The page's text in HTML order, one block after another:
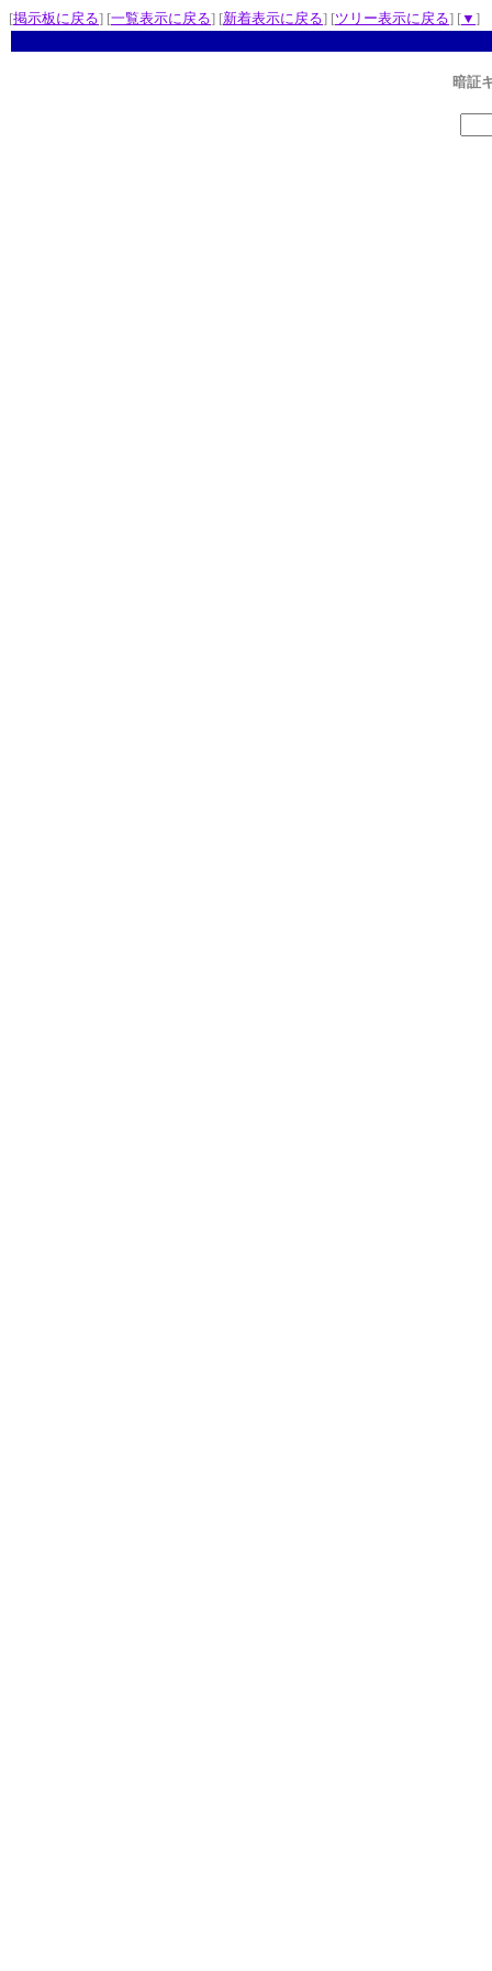
[掲示板に戻る] [一覧表示に戻る] [新着表示に戻る] [ツリー表示に戻る] [▼ ]
暗証